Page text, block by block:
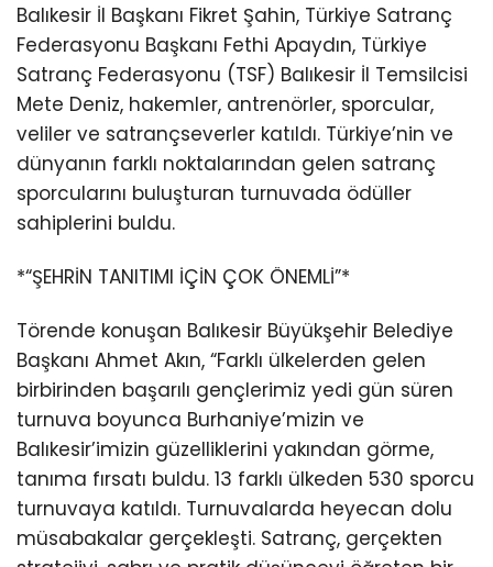
Balıkesir İl Başkanı Fikret Şahin, Türkiye Satranç
Federasyonu Başkanı Fethi Apaydın, Türkiye
Satranç Federasyonu (TSF) Balıkesir İl Temsilcisi
Mete Deniz, hakemler, antrenörler, sporcular,
veliler ve satrançseverler katıldı. Türkiye’nin ve
dünyanın farklı noktalarından gelen satranç
sporcularını buluşturan turnuvada ödüller
sahiplerini buldu.
*“ŞEHRİN TANITIMI İÇİN ÇOK ÖNEMLİ”*
Törende konuşan Balıkesir Büyükşehir Belediye
Başkanı Ahmet Akın, “Farklı ülkelerden gelen
birbirinden başarılı gençlerimiz yedi gün süren
turnuva boyunca Burhaniye’mizin ve
Balıkesir’imizin güzelliklerini yakından görme,
tanıma fırsatı buldu. 13 farklı ülkeden 530 sporcu
turnuvaya katıldı. Turnuvalarda heyecan dolu
müsabakalar gerçekleşti. Satranç, gerçekten